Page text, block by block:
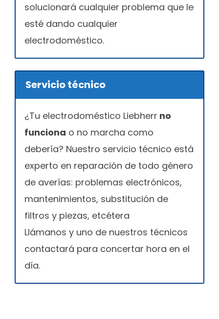
solucionará cualquier problema que le
esté dando cualquier
electrodoméstico.
Servicio técnico
¿Tu electrodoméstico Liebherr no
funciona o no marcha como
debería? Nuestro servicio técnico está
experto en reparación de todo género
de averías: problemas electrónicos,
mantenimientos, substitución de
filtros y piezas, etcétera
Llámanos y uno de nuestros técnicos
contactará para concertar hora en el
día.